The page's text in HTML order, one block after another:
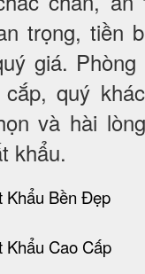
trọng, tiền
giá.
quý
và hài
khẩu.